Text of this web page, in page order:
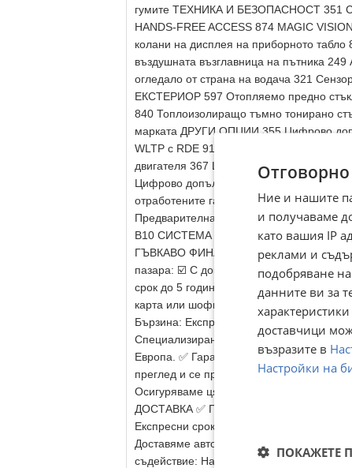
гумите ТЕХНИКА И БЕЗОПАСНОСТ 351
HANDS-FREE ACCESS 874 MAGIC
колани на дисплея на приборното
въздушната възглавница на пътника
огледало от страна на водача 321
ЕКСТЕРИОР 597 Отопляемо предно
840 Топлоизолиращо тъмно тонирано
марката ДРУГИ ОПЦИИ 355 Цифрово
WLTP с RDE 916 Резервоар за гориво с
двигателя 367 Цифрово допълнение:
Цифрово допълнение: MBUX Augmented
отработените газове по стандарта
Предварителна подготовка за
B10 СИСТЕМА ЗА ГОРИВНИ РЕЗЕРВОАРИ
ГЪВКАВО ФИНАНСИРАНЕ (ЛИЗИНГ) В
пазара: ☑️ С доказан доход: Лихва от 4%
срок до 5 години. ☑️ БЕЗ доказване на
карта или шофьорска книжка! ☑️
Бързина: Експресно одобрение на
Специализиран дистрибутор на нови и
Европа. ✅ Гарантирано качество:
преглед и се продават с фабрична
Осигуряваме цялостно преживяване и
ДОСТАВКА ✅ Прозрачност: Реални
Експресни срокове: Изпълнение на
Доставяме автомобили в оригиналното
съдействие: Нашият екип ще ви
Ние и нашите
и получаваме
като вашия IP
реклами и
подобряване на
данните ви за
доставчици
възразите в
Настройки на
ПОКАЖЕТЕ